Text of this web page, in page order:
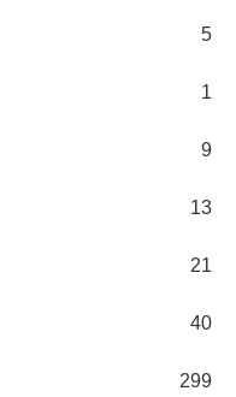
5
1
9
13
21
40
299